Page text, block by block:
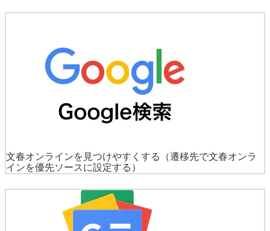
文春オンラインを見つけやすくする
（遷移先で文春オンラ
インを優先ソースに設定する）